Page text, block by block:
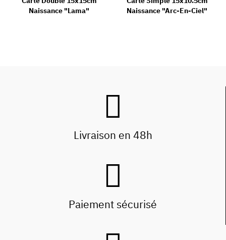
Naissance "Lama"
Naissance "Arc-En-Ciel"
Livraison en 48h
Paiement sécurisé